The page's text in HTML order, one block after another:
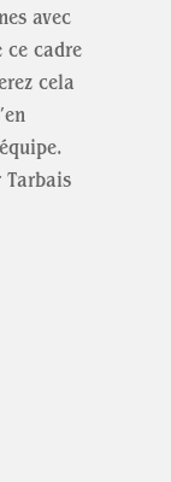
avec
ce cadre
cela
Tarbais